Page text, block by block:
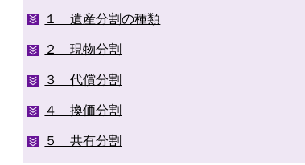
１ 遺産分割の種類
２ 現物分割
３ 代償分割
４ 換価分割
５ 共有分割